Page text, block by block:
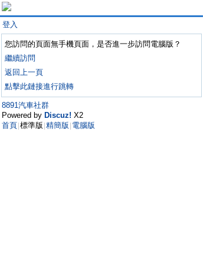
登入
您訪問的頁面無手機頁面，是否進一步訪問電腦版？
繼續訪問
返回上一頁
點擊此鏈接進行跳轉
8891汽車社群
Powered by Discuz! X2
首頁 標準版 精簡版 電腦版